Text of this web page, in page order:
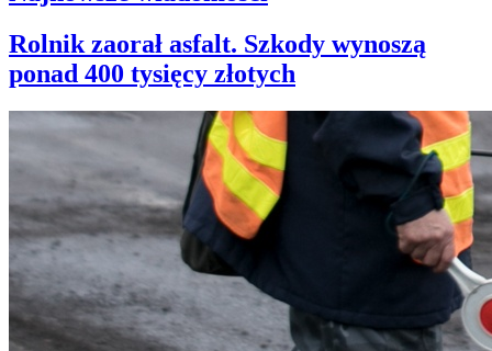
Rolnik zaorał asfalt. Szkody wynoszą
ponad 400 tysięcy złotych